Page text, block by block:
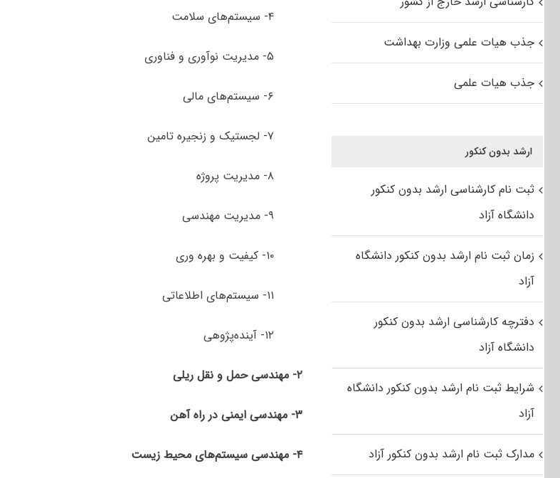
۴- سیستم‌های سلامت
۵- مدیریت نوآوری و فناوری
۶- سیستم‌های مالی
۷- لجستیک و زنجیره تامین
۸- مدیریت پروژه
۹- مدیریت مهندسی
۱۰- کیفیت و بهره وری
۱۱- سیستم‌های اطلاعاتی
۱۲- آینده‌پژوهی
۲- مهندسی حمل و نقل ریلی
۳- مهندسی ایمنی در راه آهن
۴- مهندسی سیستم‌های محیط زیست
جذب هیات علمی وزارت بهداشت
جذب هیات علمی
ارشد بدون کنکور
ثبت نام کارشناسی ارشد بدون کنکور
دانشگاه آزاد
زمان ثبت نام ارشد بدون کنکور دانشگاه
آزاد
دفترچه کارشناسی ارشد بدون کنکور
دانشگاه آزاد
شرایط ثبت نام ارشد بدون کنکور دانشگاه
آزاد
مدارک ثبت نام ارشد بدون کنکور آزاد